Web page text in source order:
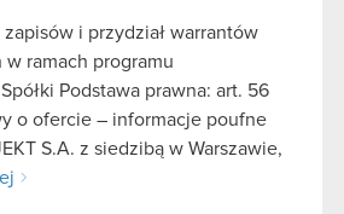
i przydział warrantów
ramach programu
Podstawa prawna: art. 56
o ofercie – informacje poufne
S.A. z siedzibą w Warszawie,